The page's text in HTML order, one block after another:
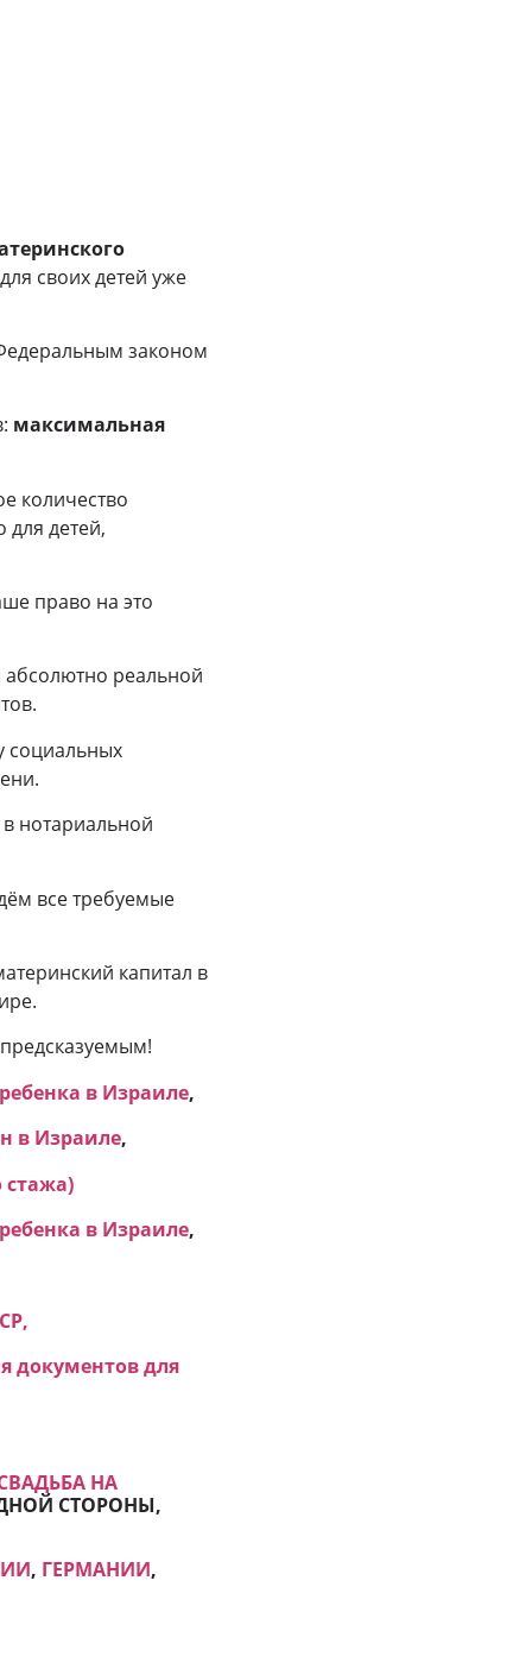
своих детей уже
законом
максимальная
количество
для детей,
право на это
абсолютно реальной
социальных
нотариальной
все требуемые
капитал в
в Израиле,
в Израиле,
стажа)
в Израиле,
документов для
НА
СТОРОНЫ,
, ГЕРМАНИИ,